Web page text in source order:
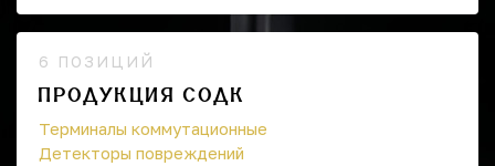
6 ПОЗИЦИЙ
ПРОДУКЦИЯ СОДК
Терминалы коммутационные
Детекторы повреждений